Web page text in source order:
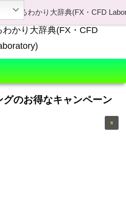
FX・CFD Laboratory!
のお得なキャンペーン